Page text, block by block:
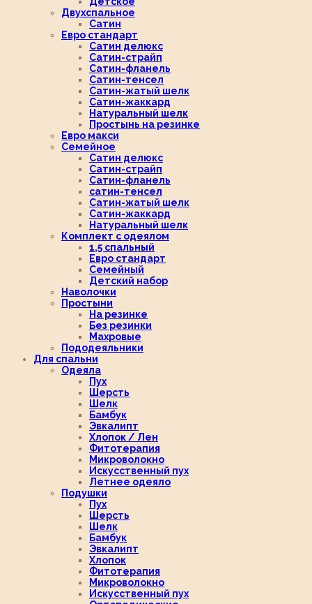
Двухспальное
Сатин
Евро стандарт
Сатин делюкс
Сатин-страйп
Сатин-фланель
Сатин-тенсел
Сатин-жатый шелк
Сатин-жаккард
Натуральный шелк
Простынь на резинке
Евро макси
Семейное
Сатин делюкс
Сатин-страйп
Сатин-фланель
сатин-тенсел
Сатин-жатый шелк
Сатин-жаккард
Натуральный шелк
Комплект с одеялом
1,5 спальный
Евро стандарт
Семейный
Детский набор
Наволочки
Простыни
На резинке
Без резинки
Махровые
Пододеяльники
Для спальни
Одеяла
Пух
Шерсть
Шелк
Бамбук
Эвкалипт
Хлопок / Лен
Фитотерапия
Микроволокно
Искусственный пух
Летнее одеяло
Подушки
Пух
Шерсть
Шелк
Бамбук
Эвкалипт
Хлопок
Фитотерапия
Микроволокно
Искусственный пух